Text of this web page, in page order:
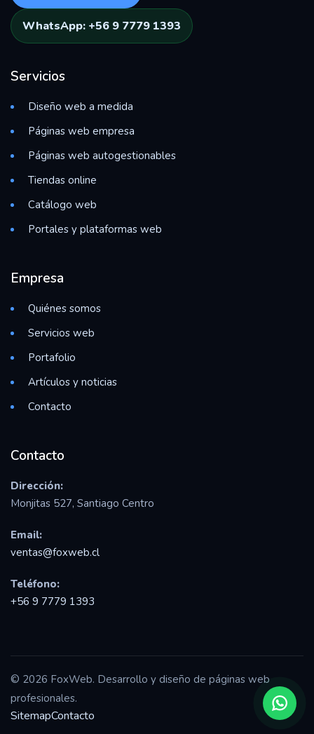
WhatsApp: +56 9 7779 1393
Servicios
Diseño web a medida
Páginas web empresa
Páginas web autogestionables
Tiendas online
Catálogo web
Portales y plataformas web
Empresa
Quiénes somos
Servicios web
Portafolio
Artículos y noticias
Contacto
Contacto
Dirección:
Monjitas 527, Santiago Centro
Email:
ventas@foxweb.cl
Teléfono:
+56 9 7779 1393
© 2026 FoxWeb. Desarrollo y diseño de páginas web
profesionales.
SitemapContacto